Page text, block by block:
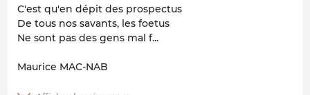
C'est qu'en dépit des prospectus
De tous nos savants, les foetus
Ne sont pas des gens mal f...
Maurice MAC-NAB